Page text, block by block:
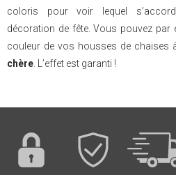
coloris pour voir lequel
décoration de fête. Vous pouvez par
couleur de vos housses de chaises
chère . L’effet est garanti !